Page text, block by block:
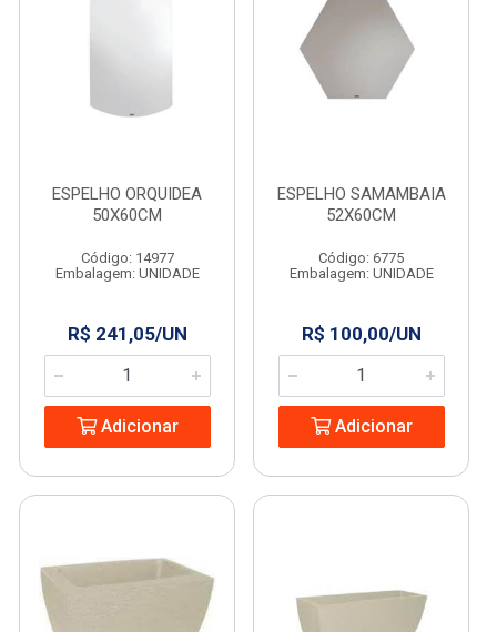
ESPELHO ORQUIDEA
50X60CM
Código: 14977
Embalagem: UNIDADE
R$ 241,05/UN
Adicionar
ESPELHO SAMAMBAIA
52X60CM
Código: 6775
Embalagem: UNIDADE
R$ 100,00/UN
Adicionar